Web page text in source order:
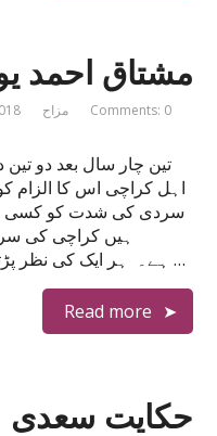
مشتاق احمد
مزاح Comments: 0
تین چار سال بعد دو
اہل کراچی اس کا الزام
سردی کی شدت کو کسی
ہیں کراچی کی
ہے۔ ہر ایک کی نظر پڑتی ہے اور وہیں ٹھہر بلکہ ٹھٹھر کر …
Read more
حکایت سعدی